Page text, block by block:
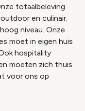
totaalbeleving
en culinair.
niveau. Onze
moet in eigen huis
hospitality
moeten zich thuis
voor ons op